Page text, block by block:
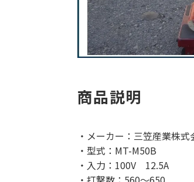
商品説明
・メーカー：三笠産業株式
・型式：MT-M50B
・入力：100V 12.5A